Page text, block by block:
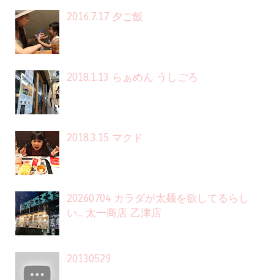
2016.7.17 夕ご飯
2018.1.13 らぁめん うしごろ
2018.3.15 マクド
20260704 カラダが太麺を欲してるらし
い... 太一商店 乙津店
20130529